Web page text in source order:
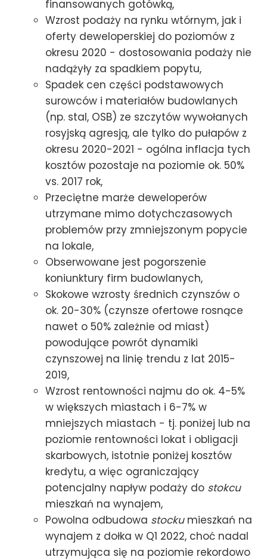
finansowanych gotówką,
Wzrost podaży na rynku wtórnym, jak i
oferty deweloperskiej do poziomów z
okresu 2020 - dostosowania podaży nie
nadążyły za spadkiem popytu,
Spadek cen części podstawowych
surowców i materiałów budowlanych
(np. stal, OSB) ze szczytów wywołanych
rosyjską agresją, ale tylko do pułapów z
okresu 2020-2021 - ogólna inflacja tych
kosztów pozostaje na poziomie ok. 50%
vs. 2017 rok,
Przeciętne marże deweloperów
utrzymane mimo dotychczasowych
problemów przy zmniejszonym popycie
na lokale,
Obserwowane jest pogorszenie
koniunktury firm budowlanych,
Skokowe wzrosty średnich czynszów o
ok. 20-30% (czynsze ofertowe rosnące
nawet o 50% zależnie od miast)
powodujące powrót dynamiki
czynszowej na linię trendu z lat 2015-
2019,
Wzrost rentowności najmu do ok. 4-5%
w większych miastach i 6-7% w
mniejszych miastach - tj. poniżej lub na
poziomie rentowności lokat i obligacji
skarbowych, istotnie poniżej kosztów
kredytu, a więc ograniczający
potencjalny napływ podaży do stokcu
mieszkań na wynajem,
Powolna odbudowa stockumieszkań na
wynajem z dołka w Q1 2022, choć nadal
utrzymująca się na poziomie rekordowo